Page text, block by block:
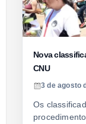
Nova
CNU
3 de agosto
Os